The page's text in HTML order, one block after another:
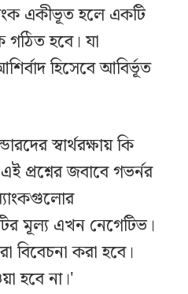
একীভূত হলে একটি
গঠিত হবে। যা
হিসেবে আবির্ভূত
স্বার্থরক্ষায় কি
প্রশ্নের জবাবে গভর্নর
মূল্য এখন নেগেটিভ।
বিবেচনা করা হবে।
হবে না।'